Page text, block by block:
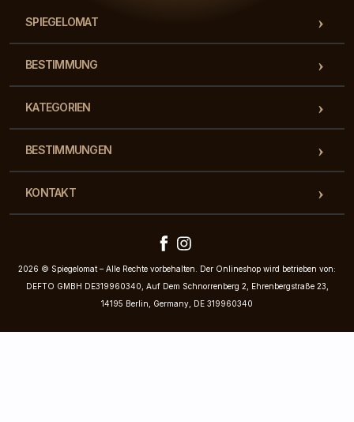
SPIEGELOMAT
BESTIMMUNG
KATEGORIEN
BESTIMMUNGEN
KONTAKT
2026 © Spiegelomat – Alle Rechte vorbehalten. Der Onlineshop wird betrieben von:
DEFTO GMBH DE319960340, Auf Dem Schnorrenberg 2, Ehrenbergstraße 23,
14195 Berlin, Germany, DE 319960340